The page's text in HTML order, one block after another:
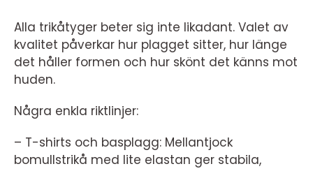
Alla trikåtyger beter sig inte likadant. Valet av
kvalitet påverkar hur plagget sitter, hur länge
det håller formen och hur skönt det känns mot
huden.
Några enkla riktlinjer:
– T-shirts och basplagg: Mellantjock
bomullstrikå med lite elastan ger stabila,